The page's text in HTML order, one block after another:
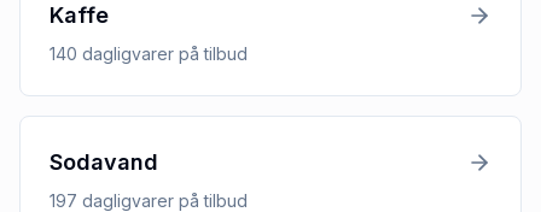
Kaffe
140 dagligvarer på tilbud
Sodavand
197 dagligvarer på tilbud